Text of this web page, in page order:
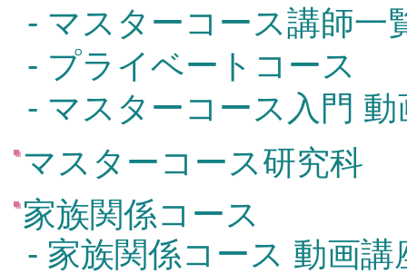
- マスターコース講師一
- プライベートコース
- マスターコース入門 動
マスターコース研究科
家族関係コース
- 家族関係コース 動画講